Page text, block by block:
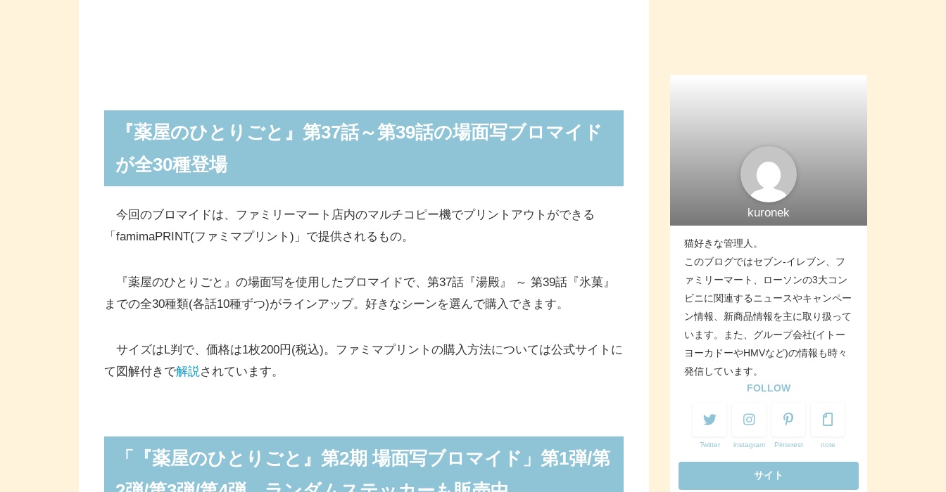
『薬屋のひとりごと』第37話～第39話の場面写ブロマイド
が全30種登場
今回のブロマイドは、ファミリーマート店内のマルチコピー機でプリントアウトができる
「famimaPRINT(ファミマプリント)」で提供されるもの。
『薬屋のひとりごと』の場面写を使用したブロマイドで、第37話『湯殿』 ～ 第39話『氷菓』
までの全30種類(各話10種ずつ)がラインアップ。好きなシーンを選んで購入できます。
サイズはL判で、価格は1枚200円(税込)。ファミマプリントの購入方法については公式サイトに
て図解付きで解説されています。
「『薬屋のひとりごと』第2期 場面写ブロマイド」第1弾/第
kuronek
猫好きな管理人。
このブログではセブン-イレブン、フ
ァミリーマート、ローソンの3大コン
ビニに関連するニュースやキャンペー
ン情報、新商品情報を主に取り扱って
います。また、グループ会社(イトー
ヨーカドーやHMVなど)の情報も時々
発信しています。
FOLLOW
Twitter instagram Pinterest note